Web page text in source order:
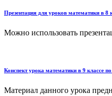
Презентация для уроков математики в
Можно использовать
Конспект урока математики в 9 классе
Материал данного урока